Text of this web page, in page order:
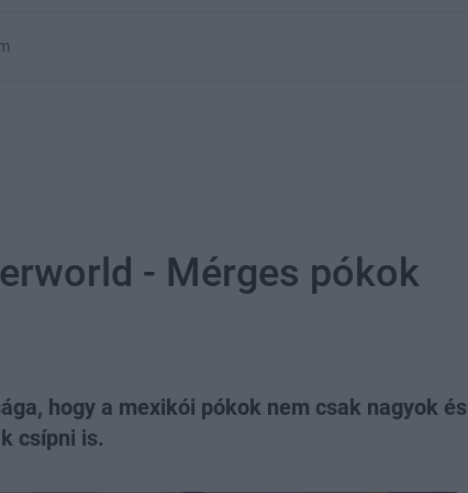
- Mérges pókok
hogy a mexikói pókok nem csak nagyok és
csípni is.